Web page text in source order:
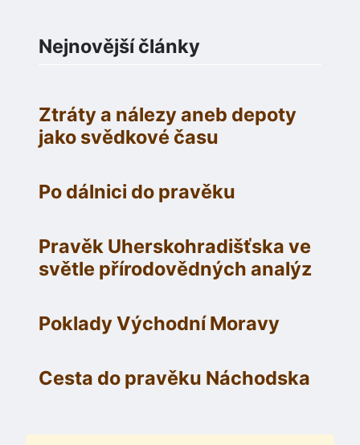
Nejnovější články
Ztráty a nálezy aneb depoty
jako svědkové času
Po dálnici do pravěku
Pravěk Uherskohradišťska ve
světle přírodovědných analýz
Poklady Východní Moravy
Cesta do pravěku Náchodska